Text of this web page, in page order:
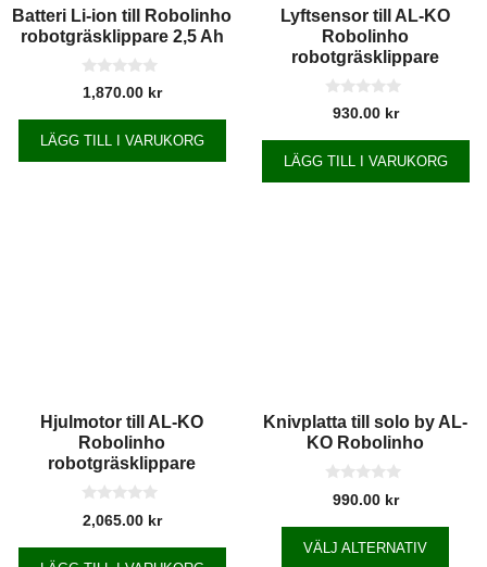
Batteri Li-ion till Robolinho
robotgräsklippare 2,5 Ah
0
a
1,870.00 kr
LÄGG TILL I VARUKORG
Lyftsensor till AL-KO
Robolinho
robotgräsklippare
930.00 kr
LÄGG TILL I VARUKORG
Hjulmotor till AL-KO
Robolinho
robotgräsklippare
0
a
2,065.00 kr
Knivplatta till solo by AL-
KO Robolinho
990.00 kr
VÄLJ ALTERNATIV